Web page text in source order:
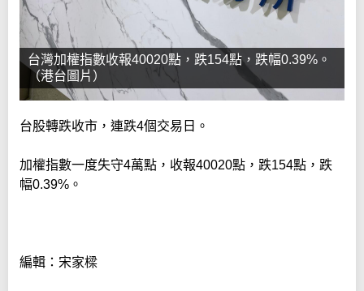
台灣加權指數收報40020點，跌154點，跌幅0.39%。
（港台圖片）
台股轉跌收市，連跌4個交易日。
加權指數一度失守4萬點，收報40020點，跌154點，跌
幅0.39%。
編輯：宋家樑